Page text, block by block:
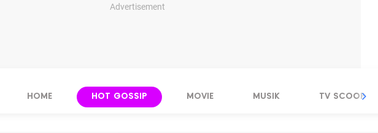
Advertisement
HOME HOT GOSSIP MOVIE MUSIK TV SCOOP